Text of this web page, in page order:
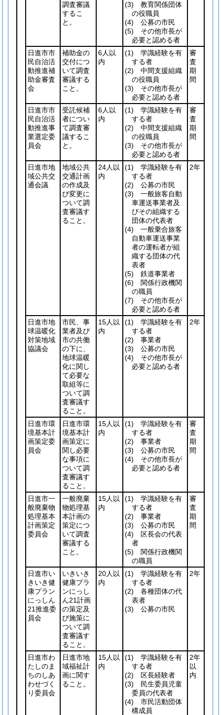
調査審議
するこ
と。
(3) 教育関係団体
の役職員
(4) 公募の市民
(5) その他市長が
必要と認める者
日進市市
民自治活
動推進補
助金審査
会
補助金の
交付につ
いて調査
審議する
こと。
6人以
内
(1) 学識経験を有
する者
(2) 中間支援組織
の役職員
(3) その他市長が
必要と認める者
審
査
期
間
日進市市
民自治活
動推進事
業選定委
員会
受託候補
者につい
て調査審
議するこ
と。
6人以
内
(1) 学識経験を有
する者
(2) 中間支援組織
の役職員
(3) その他市長が
必要と認める者
審
査
期
間
日進市地
域公共交
通会議
地域公共
交通計画
の作成及
び変更に
ついて調
査審議す
ること。
24人以
内
(1) 学識経験を有
する者
(2) 公募の市民
(3) 一般旅客自動
車運送事業者及
びその組織する
団体の代表者
(4) 一般乗合旅客
自動車運送事業
者の運転者が組
織する団体の代
表者
(5) 鉄道事業者
(6) 関係行政機関
の職員
(7) その他市長が
必要と認める者
2年
日進市地
球温暖化
対策地域
協議会
市民、事
業者及び
市の共働
の下に、
地球温暖
化に関し
て必要な
取組等に
ついて調
査審議す
ること。
15人以
内
(1) 学識経験を有
する者
(2) 事業者
(3) 公募の市民
(4) その他市長が
必要と認める者
2年
日進市環
境基本計
画策定委
員会
日進市環
境基本計
画策定に
関し必要
な事項に
ついて調
査審議す
ること。
15人以
内
(1) 学識経験を有
する者
(2) 事業者
(3) 公募の市民
(4) その他市長が
必要と認める者
審
査
期
間
日進市一
般廃棄物
処理基本
計画策定
委員会
一般廃棄
物処理基
本計画の
策定につ
いて調査
審議する
こと。
15人以
内
(1) 学識経験を有
する者
(2) 事業者
(3) 公募の市民
(4) 区長会の代表
者
(5) 関係行政機関
の職員
審
査
期
間
日進市い
きいき健
康プラン
にっしん
21推進委
員会
いきいき
健康プラ
ンにっし
ん21計画
の策定及
び施策に
ついて調
査審議す
ること。
20人以
内
(1) 学識経験を有
する者
(2) 各種団体の代
表者
(3) 公募の市民
2年
日進市わ
たしのま
ちのしあ
わせづく
り委員会
日進市地
域福祉計
画に関す
ること。
15人以
内
(1) 学識経験を有
する者
(2) 区長経験者
(3) 民生委員児童
委員の代表者
(4) 市民活動団体
構成員
2年
以
内